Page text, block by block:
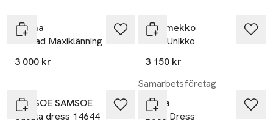
Malina
Stickad Maxiklänning
3 000 kr
Marimekko
Jälki Unikko
3 150 kr
SAMSOE SAMSOE
Sacata dress 14644
Samarbetsföretag
Sätila
Boda Dress